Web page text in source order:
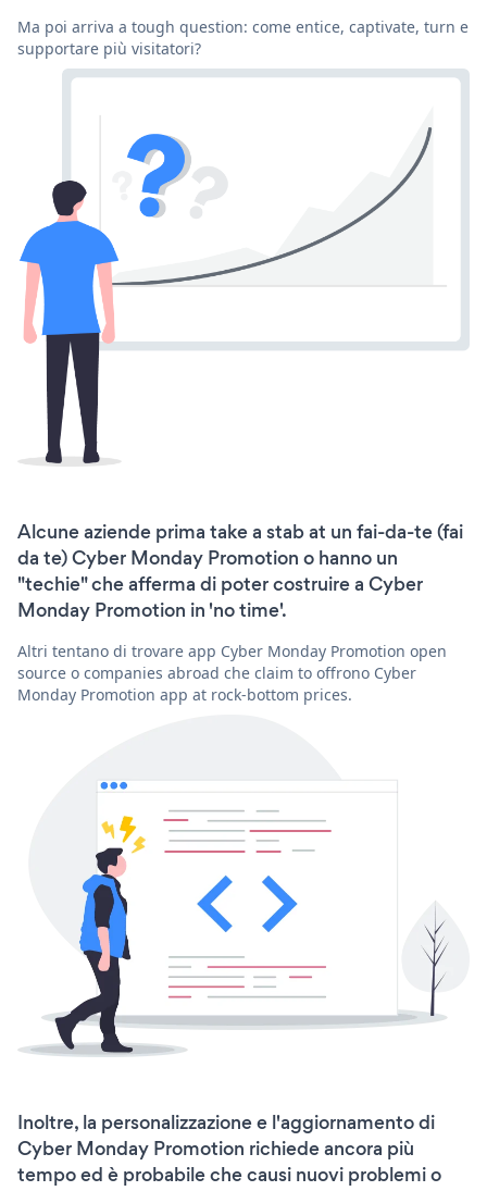
Ma poi arriva a tough question: come entice, captivate, turn e
supportare più visitatori?
Alcune aziende prima take a stab at un fai-da-te (fai
da te) Cyber Monday Promotion o hanno un
"techie" che afferma di poter costruire a Cyber
Monday Promotion in 'no time'.
Altri tentano di trovare app Cyber Monday Promotion open
source o companies abroad che claim to offrono Cyber
Monday Promotion app at rock-bottom prices.
Inoltre, la personalizzazione e l'aggiornamento di
Cyber Monday Promotion richiede ancora più
tempo ed è probabile che causi nuovi problemi o